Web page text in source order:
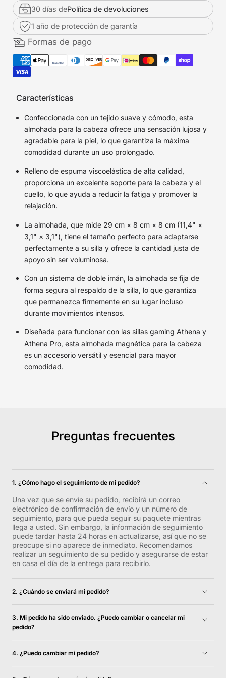
30 días dePolítica de devoluciones
1 año de protección de garantía
Formas de pago
Características
Confeccionada con un tejido suave y cómodo, esta
almohada para la cabeza ofrece una sensación lujosa y
agradable para la piel, lo que garantiza la máxima
comodidad durante un uso prolongado.
Relleno de espuma viscoelástica de alta calidad,
proporciona un excelente soporte para la cabeza y el
cuello, lo que ayuda a reducir la fatiga y promover la
relajación.
La almohada, que mide 29 cm × 8 cm × 8 cm (11,4" ×
3,1" × 3,1"), tiene el tamaño perfecto para adaptarse
perfectamente a su silla y ofrece la cantidad justa de
apoyo sin ser voluminosa.
Con un sistema de doble imán, la almohada se fija de
forma segura al respaldo de la silla, lo que garantiza
que permanezca firmemente en su lugar incluso
durante movimientos intensos.
Diseñada para funcionar con las sillas gaming Athena y
Athena Pro, esta almohada magnética para la cabeza
es un accesorio versátil y esencial para mayor
comodidad.
Preguntas frecuentes
1. ¿Cómo hago el seguimiento de mi pedido?
Una vez que se envíe su pedido, recibirá un correo
electrónico de confirmación de envío y un número de
seguimiento, para que pueda seguir su paquete mientras
llega a usted. Sin embargo, la información de seguimiento
puede tardar hasta 24 horas en actualizarse, así que no se
preocupe si no aparece de inmediato. Recomendamos
realizar un seguimiento de su pedido y asegurarse de estar
en casa el día de la entrega para recibirlo.
2. ¿Cuándo se enviará mi pedido?
siguiente día hábil y se entregarán dentro de 1 a 5 días
hábiles. Para obtener más información, consulta nuestra
3. Mi pedido ha sido enviado. ¿Puedo cambiar o cancelar mi
pedido?
que se envía.
4. ¿Puedo cambiar mi pedido?